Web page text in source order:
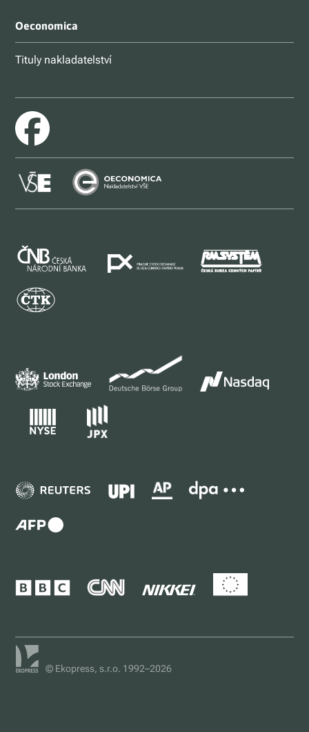
Oeconomica
Tituly nakladatelství
© Ekopress, s.r.o. 1992–2026